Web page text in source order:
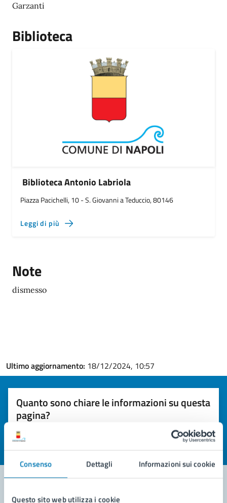
Consenso Dettagli Informazioni sui cookie
Questo sito web utilizza i cookie
Garzanti
Biblioteca
Biblioteca Antonio Labriola
Piazza Pacichelli, 10 - S. Giovanni a Teduccio, 80146
Leggi di più
Note
dismesso
Ultimo aggiornamento: 18/12/2024, 10:57
Quanto sono chiare le informazioni su questa
pagina?
Valuta la chiarezza delle informazioni (da 1 a 5 stelle)
Seleziona il numero di stelle per valutare la chiarezza delle